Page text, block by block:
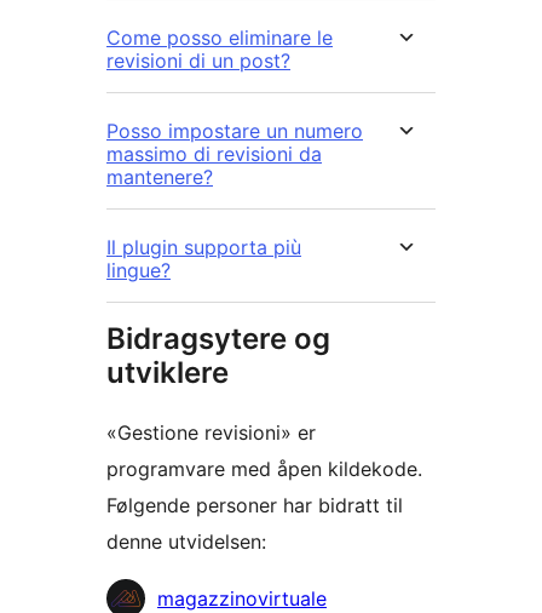
Come posso eliminare le
revisioni di un post?
Posso impostare un numero
massimo di revisioni da
mantenere?
Il plugin supporta più
lingue?
Bidragsytere og
utviklere
«Gestione revisioni» er
programvare med åpen kildekode.
Følgende personer har bidratt til
denne utvidelsen:
Bidragsytere
magazzinovirtuale